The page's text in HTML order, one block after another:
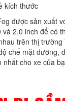
kích thước
được sản xuất
2.0 inch để có
trên thị trường
chế mặt dưỡng,
nhất cho xe của